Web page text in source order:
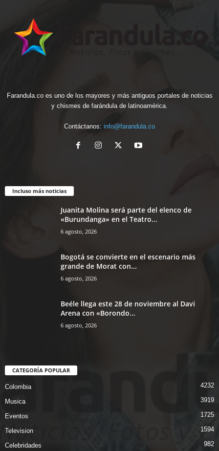
Farandula.co es uno de los mayores y más antiguos portales de noticias
y chismes de farándula de latinoamérica.
Contáctanos: info@farandula.co
Incluso más noticias
Juanita Molina será parte del elenco de
«Burundanga» en el Teatro...
6 agosto, 2026
Bogotá se convierte en el escenario más
grande de Morat con...
6 agosto, 2026
Beéle llega este 28 de noviembre al Davi
Arena con «Borondo...
6 agosto, 2026
CATEGORÍA POPULAR
Colombia 4232
Musica 3919
Eventos 1725
Television 1594
Celebridades 982